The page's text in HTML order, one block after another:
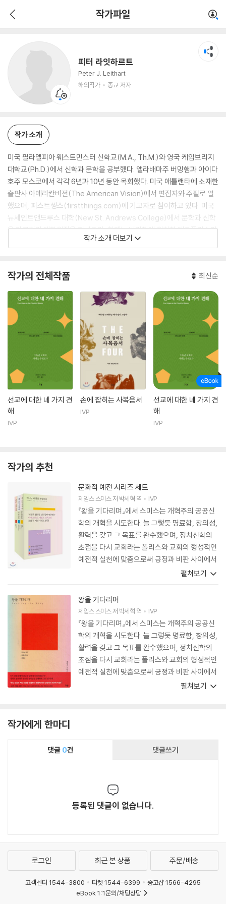
작가파일
피터 라잇하르트
Peter J. Leithart
해외작가
종교 저자
작가 소개
미국 필라델피아 웨스트민스터 신학교(M.A., Th.M.)와 영국 케임브리지
대학교(Ph.D.)에서 신학과 문학을 공부했다. 앨라배마주 버밍햄과 아이다
호주 모스코에서 각각 6년과 10년 동안 목회했다. 미국 애틀랜타에 소재한
출판사 아메리칸비전(The American Vision)에서 편집자와 주필로 일
했으며, 퍼스트씽스(firstthings.com)에 기고자로 참여하고 있다. 미국
뉴세인트앤드루스 대학(New St. Andrews College)에서 문학과 신학
을 가르치며 대학원장을 지냈으며, 현재는 버밍햄에 위치한 테오폴리스인
스티튜트(Theopolis Institute)의 학장을 맡고 있다.
(세움북스), Defending Constantine, Traces of the Trinity, Deep
Exegesis 등을 썼으며 전기 Jane Austen, Fyodor Dostoevsky를
포함해 폭넓고 활발한 저술 활동을 이어 가고 있다.
작가 소개 더보기
작가의 전체작품 최신순
선교에 대한 네 가지 견
해
IVP
손에 잡히는 사복음서
IVP
선교에 대한 네 가지 견
해
IVP
작가의 추천
문화적 예전 시리즈 세트
제임스 스미스저 박세혁 역 IVP
『왕을 기다리며』에서 스미스는 개혁주의 공공신
학의 개혁을 시도한다. 늘 그렇듯 명료함, 창의성,
활력을 갖고 그 목표를 완수했으며, 정치신학의
초점을 다시 교회라는 폴리스와 교회의 형성적인
예전적 실천에 맞춤으로써 긍정과 비판 사이에서
절묘하게 균형을 유지했다. 『왕을 기다리며』는 스
악장이며 정치신학의 더 광범위한 논의에 중요한
기여를 하는 책이다.
펼쳐보기
왕을 기다리며
제임스 스미스저 박세혁 역 IVP
『왕을 기다리며』에서 스미스는 개혁주의 공공신
학의 개혁을 시도한다. 늘 그렇듯 명료함, 창의성,
활력을 갖고 그 목표를 완수했으며, 정치신학의
초점을 다시 교회라는 폴리스와 교회의 형성적인
예전적 실천에 맞춤으로써 긍정과 비판 사이에서
절묘하게 균형을 유지했다. 『왕을 기다리며』는 스
펼쳐보기
작가에게 한마디
댓글 0건 댓글쓰기
등록된 댓글이 없습니다.
로그인 최근 본 상품 주문/배송
고객센터 1544-3800 티켓 1544-6399
중고샵 1566-4295
eBook 1:1문의/채팅상담